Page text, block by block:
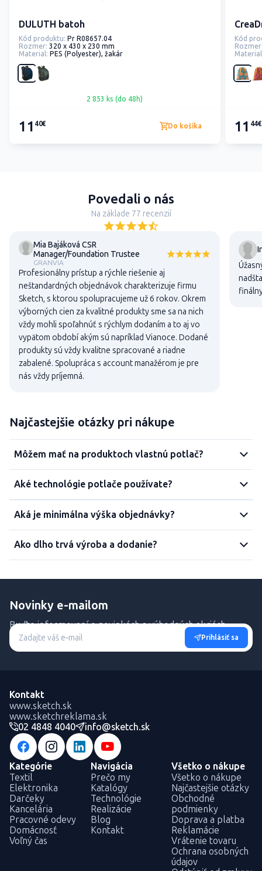
DULUTH batoh
Kód produktu: Pr R08657.04
Rozmer: 320 x 430 x 230 mm
Material: PES (Polyester), žakár
2 853 ks (do 48h)
11 40€ Do košíka
Kód
11 44€
Povedali o nás
Na základe 77 recenzií
Mia Bajáková CSR
Manager/Foundation Trustee
GRANVIA
Profesionálny prístup a rýchle riešenie aj
neštandardných objednávok charakterizuje firmu
Sketch, s ktorou spolupracujeme už 6 rokov. Okrem
výborných cien za kvalitné produkty sme sa na nich
vždy mohli spoľahnúť s rýchlym dodaním a to aj vo
vypätom období akým sú napríklad Vianoce. Dodané
produkty sú vždy kvalitne spracované a riadne
zabalené. Spolupráca s account manažérom je pre
nás vždy príjemná.
Najčastejšie otázky pri nákupe
Môžem mať na produktoch vlastnú potlač?
Aké technológie potlače používate?
Aká je minimálna výška objednávky?
Ako dlho trvá výroba a dodanie?
Novinky e-mailom
Buďte informovaní o novinkách a výhodných akciách.
Prihlásiť sa
Kontakt
www.sketch.sk
www.sketchreklama.sk
02 4848 4040
info@sketch.sk
Kategórie
Textil
Elektronika
Darčeky
Kancelária
Pracovné odevy
Domácnosť
Voľný čas
Navigácia
Prečo my
Katalógy
Technológie
Realizácie
Blog
Kontakt
Všetko o nákupe
Všetko o nákupe
Najčastejšie otázky
Obchodné
podmienky
Doprava a platba
Reklamácie
Vrátenie tovaru
Ochrana osobných
údajov